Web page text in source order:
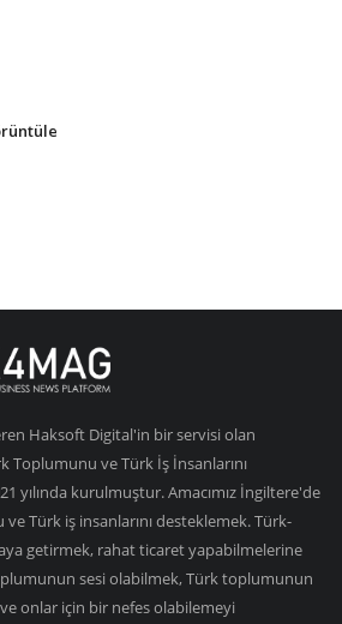
Haksoft Digital'in bir servisi olan
Toplumunu ve Türk İş İnsanlarını
yılında kurulmuştur. Amacımız İngiltere'de
Türk iş insanlarını desteklemek. Türk-
getirmek, rahat ticaret yapabilmelerine
sesi olabilmek, Türk toplumunun
onlar için bir nefes olabilemeyi